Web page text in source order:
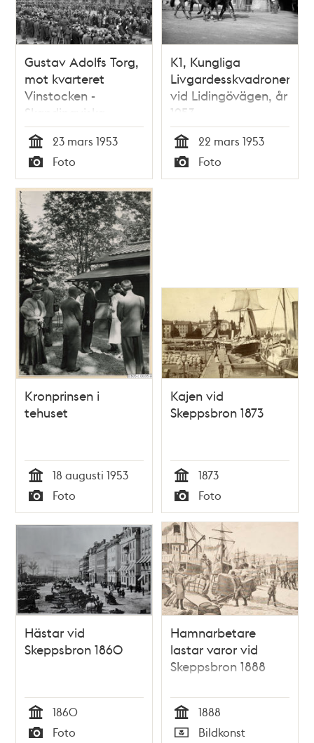
Gustav Adolfs Torg,
mot kvarteret
Vinstocken -
Skandinaviska
Banken. Folksamling
ser på Norges kung
Haakon och Gustaf
VI Adolf i kortege
genom Stockholm
under kung Haakons
officiella besök
Tid
23 mars 1953
Typ
Foto
K1, Kungliga
Livgardesskvadronen
vid Lidingövägen, år
1953.
Tid
22 mars 1953
Typ
Foto
Kronprinsen i
tehuset
Tid
18 augusti 1953
Typ
Foto
Kajen vid
Skeppsbron 1873
Tid
1873
Typ
Foto
Hästar vid
Skeppsbron 1860
Tid
1860
Foto
Hamnarbetare
lastar varor vid
Skeppsbron 1888
Tid
1888
Bildkonst